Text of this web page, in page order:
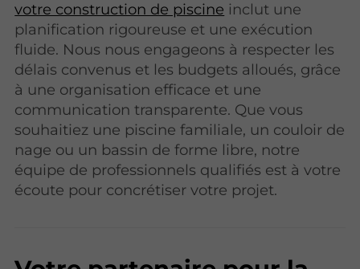
votre construction de piscine inclut une
planification rigoureuse et une exécution
fluide. Nous nous engageons à respecter les
délais convenus et les budgets alloués, grâce
à une organisation efficace et une
communication transparente. Que vous
souhaitiez une piscine familiale, un couloir de
nage ou un bassin de forme libre, notre
équipe de professionnels qualifiés est à votre
écoute pour concrétiser votre projet.